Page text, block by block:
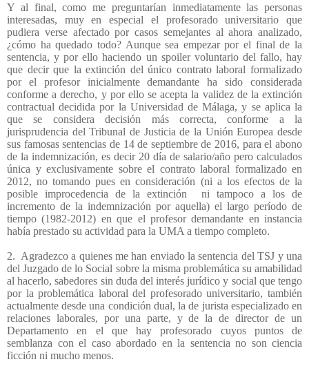
Y al final, como me preguntarían inmediatamente las personas
interesadas, muy en especial el profesorado universitario que
pudiera verse afectado por casos semejantes al ahora analizado,
¿cómo ha quedado todo? Aunque sea empezar por el final de la
sentencia, y por ello haciendo un spoiler voluntario del fallo, hay
que decir que la extinción del único contrato laboral formalizado
por el profesor inicialmente demandante ha sido considerada
conforme a derecho, y por ello se acepta la validez de la extinción
contractual decidida por la Universidad de Málaga, y se aplica la
que se considera decisión más correcta, conforme a la
jurisprudencia del Tribunal de Justicia de la Unión Europea desde
sus famosas sentencias de 14 de septiembre de 2016, para el abono
de la indemnización, es decir 20 día de salario/año pero calculados
única y exclusivamente sobre el contrato laboral formalizado en
2012, no tomando pues en consideración (ni a los efectos de la
posible improcedencia de la extinción
ni tampoco a los de
incremento de la indemnización por aquella) el largo período de
tiempo (1982-2012) en que el profesor demandante en instancia
había prestado su actividad para la UMA a tiempo completo.
2. Agradezco a quienes me han enviado la sentencia del TSJ y una
del Juzgado de lo Social sobre la misma problemática su amabilidad
al hacerlo, sabedores sin duda del interés jurídico y social que tengo
por la problemática laboral del profesorado universitario, también
actualmente desde una condición dual, la de jurista especializado en
relaciones laborales, por una parte, y de la de director de un
Departamento en el que hay profesorado cuyos puntos de
semblanza con el caso abordado en la sentencia no son ciencia
ficción ni mucho menos.